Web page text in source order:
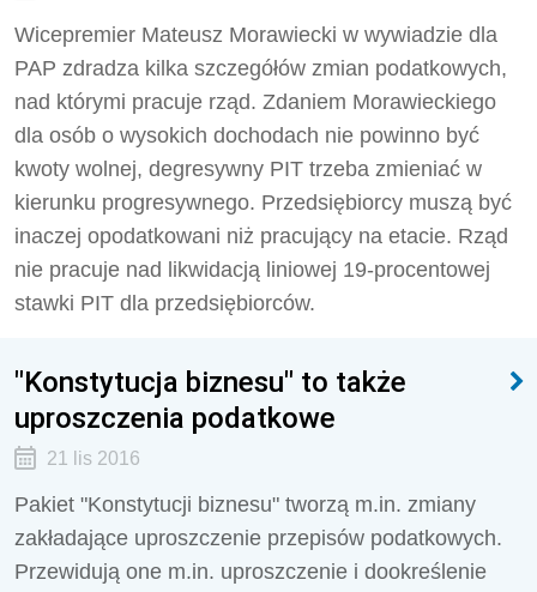
Wicepremier Mateusz Morawiecki w wywiadzie dla
PAP zdradza kilka szczegółów zmian podatkowych,
nad którymi pracuje rząd. Zdaniem Morawieckiego
dla osób o wysokich dochodach nie powinno być
kwoty wolnej, degresywny PIT trzeba zmieniać w
kierunku progresywnego. Przedsiębiorcy muszą być
inaczej opodatkowani niż pracujący na etacie. Rząd
nie pracuje nad likwidacją liniowej 19-procentowej
stawki PIT dla przedsiębiorców.
"Konstytucja biznesu" to także
uproszczenia podatkowe
21 lis 2016
Pakiet "Konstytucji biznesu" tworzą m.in. zmiany
zakładające uproszczenie przepisów podatkowych.
Przewidują one m.in. uproszczenie i dookreślenie